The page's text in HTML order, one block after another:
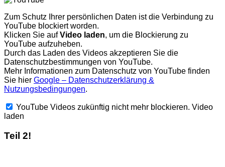
Zum Schutz Ihrer persönlichen Daten ist die Verbindung zu
YouTube blockiert worden.
Klicken Sie aufVideo laden, um die Blockierung zu
YouTube aufzuheben.
Durch das Laden des Videos akzeptieren Sie die
Datenschutzbestimmungen von YouTube.
Mehr Informationen zum Datenschutz von YouTube finden
Sie hier Google – Datenschutzerklärung &
Nutzungsbedingungen.
YouTube Videos zukünftig nicht mehr blockieren. Video
laden
Teil 2!